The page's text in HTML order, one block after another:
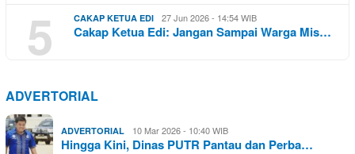
5 CAKAP KETUA EDI 27 Jun 2026 - 14:54 WIB
Cakap Ketua Edi: Jangan Sampai Warga Mis…
ADVERTORIAL
ADVERTORIAL 10 Mar 2026 - 10:40 WIB
Hingga Kini, Dinas PUTR Pantau dan Perba…